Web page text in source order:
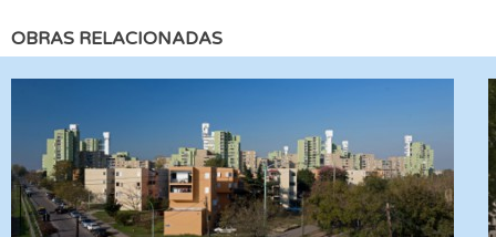
OBRAS RELACIONADAS